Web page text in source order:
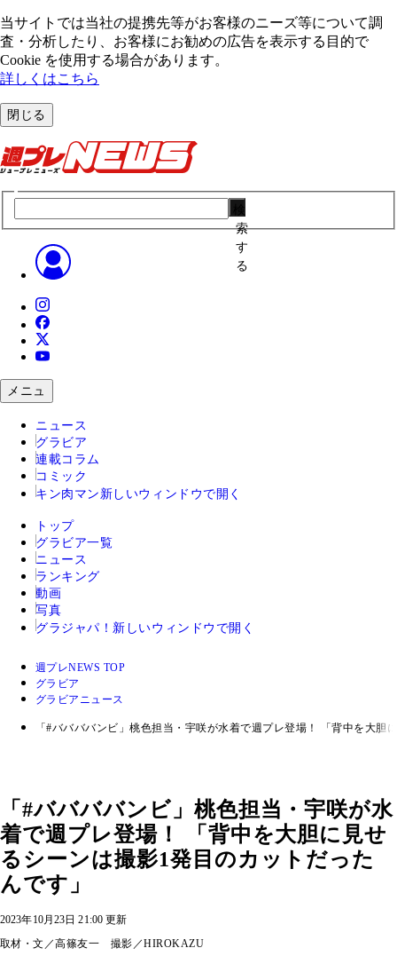
当サイトでは当社の提携先等がお客様のニーズ等について調
査・分析したり、お客様にお勧めの広告を表⽰する⽬的で
Cookie を使⽤する場合があります。
詳しくはこちら
閉じる
索
す
る
メニュ
ニュース
グラビア
連載コラム
コミック
キン肉マン 新しいウィンドウで開く
トップ
グラビア一覧
ニュース
ランキング
動画
写真
グラジャパ！ 新しいウィンドウで開く
週プレNEWS TOP
グラビア
グラビアニュース
「#ババババンビ」桃色担当・宇咲が水着で週プレ登場！ 「背中を大
「#ババババンビ」桃色担当・宇咲が水
着で週プレ登場！ 「背中を大胆に見せ
るシーンは撮影1発目のカットだった
んです」
2023年10月23日 21:00 更新
取材・文／高篠友一 撮影／HIROKAZU